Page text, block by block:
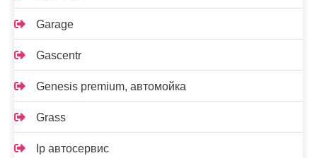
Garage
Gascentr
Genesis premium, автомойка
Grass
Ip автосервис